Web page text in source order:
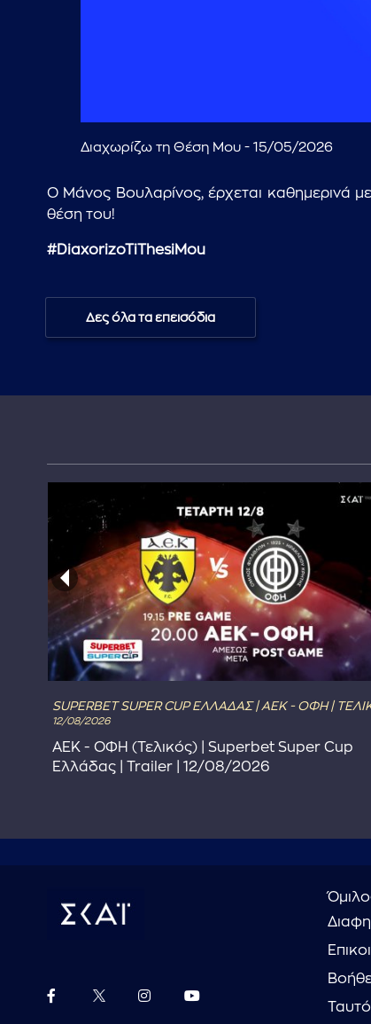
Διαχωρίζω τη Θέση Μου - 15/05/2026
Ο Μάνος Βουλαρίνος, έρχεται καθημερινά
θέση του!
#DiaxorizoTiThesiMou
Δες όλα τα επεισόδια
SUPERBET SUPER CUP ΕΛΛΑΔΑΣ | ΑΕΚ - ΟΦΗ |
12/08/2026
ΑΕΚ - ΟΦΗ (Τελικός) | Superbet Super Cup
Ελλάδας | Trailer | 12/08/2026